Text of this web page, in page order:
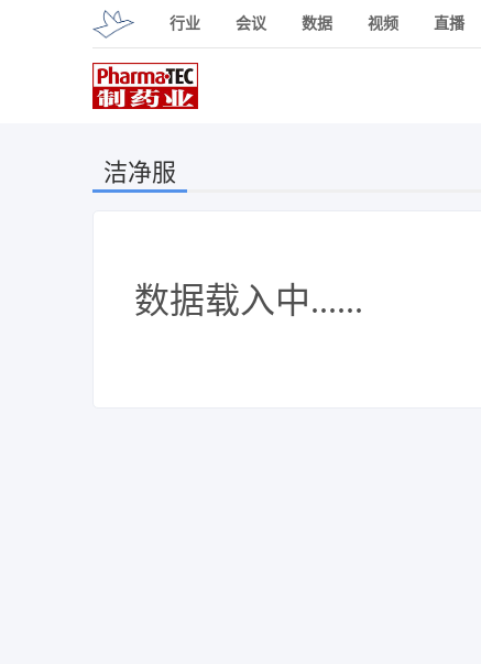
行业 会议 数据 视频 直播
洁净服
数据载入中......